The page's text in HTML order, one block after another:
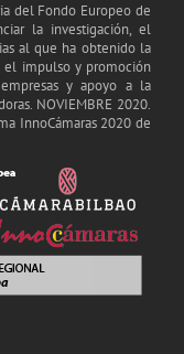
del Fondo Europeo de
la investigación, el
al que ha obtenido la
el impulso y promoción
y apoyo a la
NOVIEMBRE 2020.
InnoCámaras 2020 de